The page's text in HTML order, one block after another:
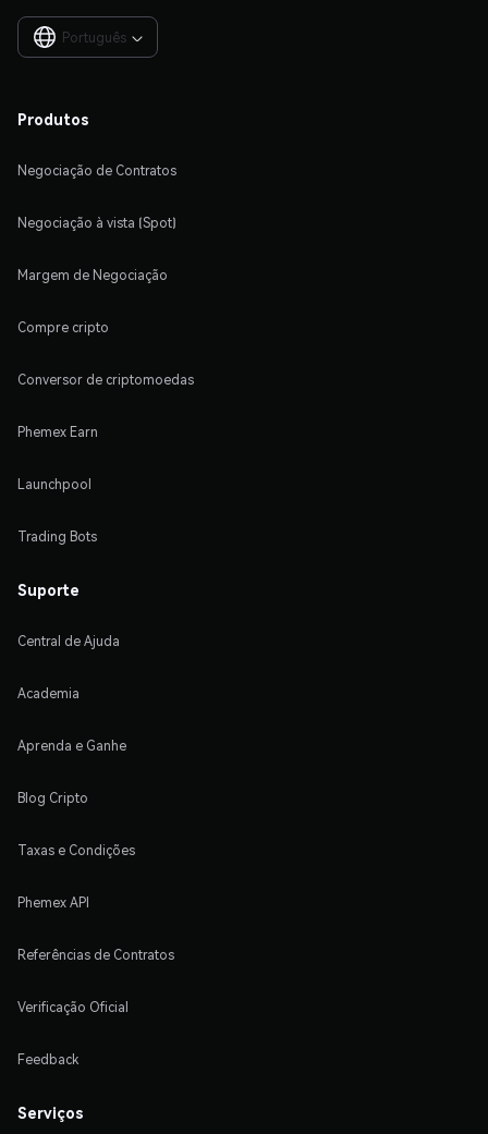
Português 
Produtos
Negociação de Contratos
Negociação à vista (Spot)
Margem de Negociação
Compre cripto
Conversor de criptomoedas
Phemex Earn
Launchpool
Trading Bots
Suporte
Central de Ajuda
Academia
Aprenda e Ganhe
Blog Cripto
Taxas e Condições
Phemex API
Referências de Contratos
Verificação Oficial
Feedback
Serviços